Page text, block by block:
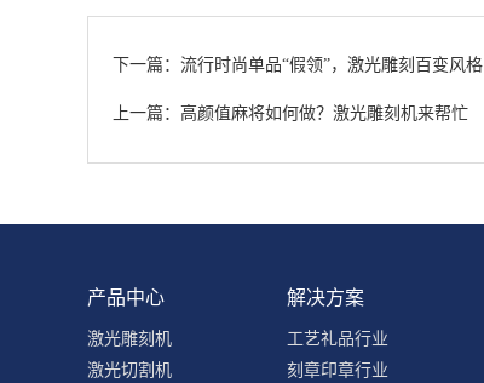
下一篇：流行时尚单品“假领”，激光雕刻百变风格
上一篇：高颜值麻将如何做？激光雕刻机来帮忙
产品中心
激光雕刻机
激光切割机
解决方案
工艺礼品行业
刻章印章行业